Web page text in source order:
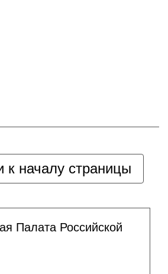
к началу страницы
Палата Российской